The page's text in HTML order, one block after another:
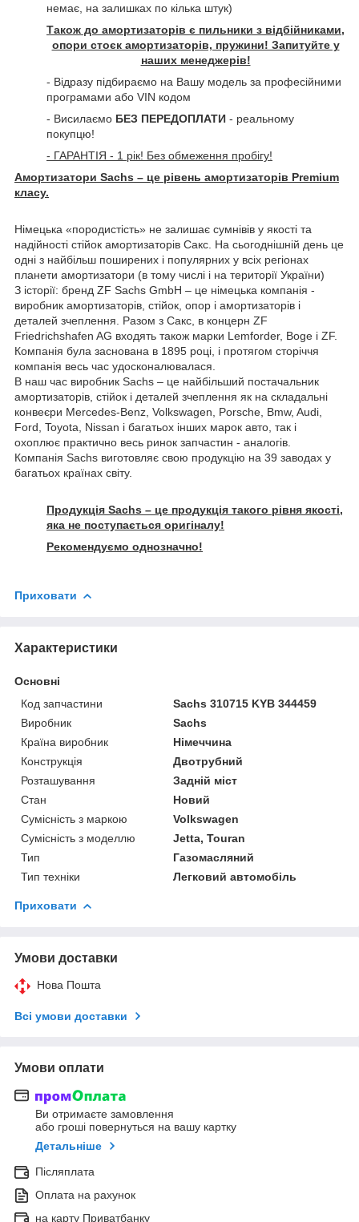
немає, на залишках по кілька штук)
Також до амортизаторів є пильники з відбійниками,
опори стоєк амортизаторів, пружини! Запитуйте у
наших менеджерів!
- Відразу підбираємо на Вашу модель за професійними
програмами або VIN кодом
- Висилаємо БЕЗ ПЕРЕДОПЛАТИ - реальному
покупцю!
- ГАРАНТІЯ - 1 рік! Без обмеження пробігу!
Амортизатори Sachs – це рівень амортизаторів Premium
класу.
Німецька «породистість» не залишає сумнівів у якості та
надійності стійок амортизаторів Сакс. На сьогоднішній день це
одні з найбільш поширених і популярних у всіх регіонах
планети амортизатори (в тому числі і на території України)
З історії: бренд ZF Sachs GmbH – це німецька компанія -
виробник амортизаторів, стійок, опор і амортизаторів і
деталей зчеплення. Разом з Сакс, в концерн ZF
Friedrichshafen AG входять також марки Lemforder, Boge і ZF.
Компанія була заснована в 1895 році, і протягом сторіччя
компанія весь час удосконалювалася.
В наш час виробник Sachs – це найбільший постачальник
амортизаторів, стійок і деталей зчеплення як на складальні
конвеєри Mercedes-Benz, Volkswagen, Porsche, Bmw, Audi,
Ford, Toyota, Nissan і багатьох інших марок авто, так і
охоплює практично весь ринок запчастин - аналогів.
Компанія Sachs виготовляє свою продукцію на 39 заводах у
багатьох країнах світу.
Продукція Sachs – це продукція такого рівня якості,
яка не поступається оригіналу!
Рекомендуємо однозначно!
Приховати
Характеристики
Основні
Код запчастини
Sachs 310715 KYB 344459
Виробник
Sachs
Країна виробник
Німеччина
Конструкція
Двотрубний
Розташування
Задній міст
Стан
Новий
Сумісність з маркою
Volkswagen
Сумісність з моделлю
Jetta, Touran
Тип
Газомасляний
Тип техніки
Легковий автомобіль
Приховати
Умови доставки
Нова Пошта
Всі умови доставки
Умови оплати
Ви отримаєте замовлення
або гроші повернуться на вашу картку
Детальніше
Післяплата
Оплата на рахунок
на карту Приватбанку